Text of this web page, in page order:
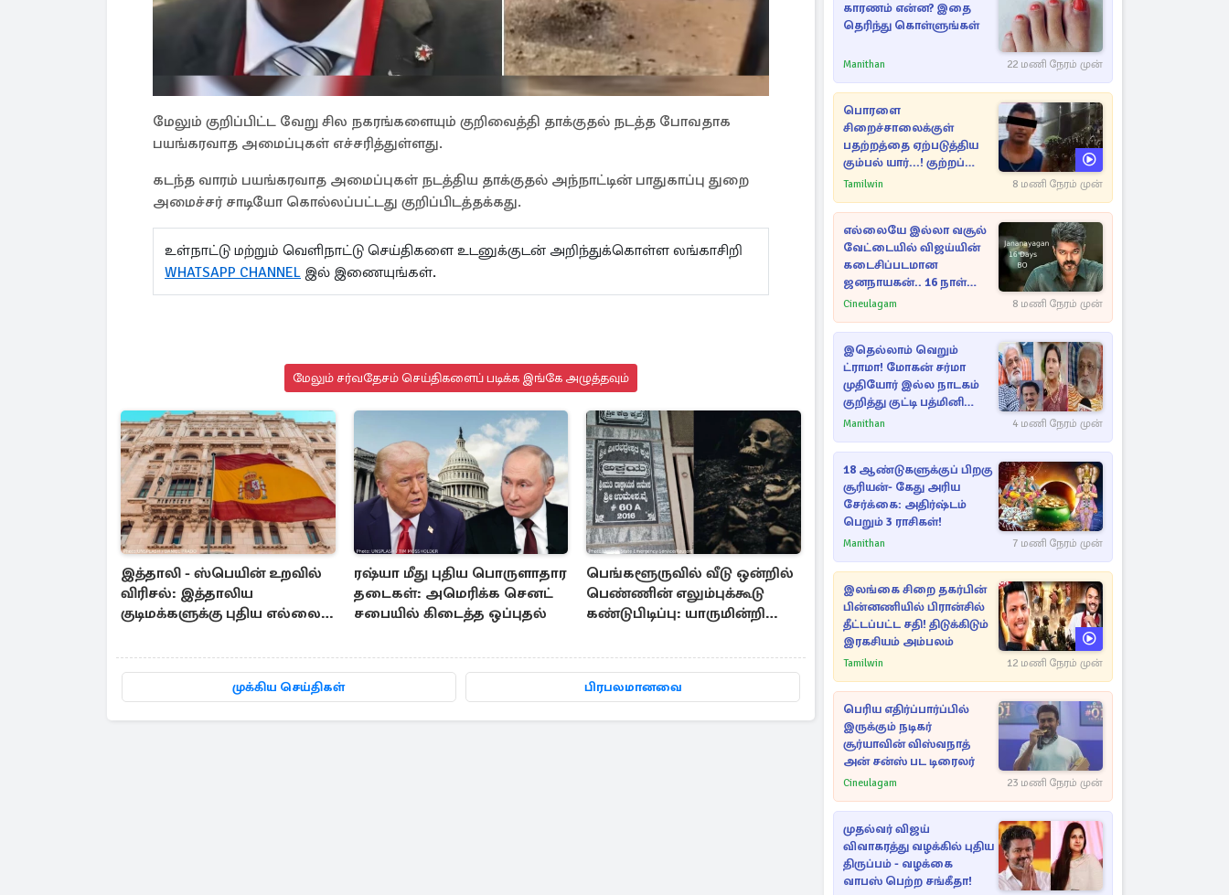
மேலும் குறிப்பிட்ட வேறு சில நகரங்களையும் குறிவைத்தி தாக்குதல் நடத்த போவதாக
பயங்கரவாத அமைப்புகள் எச்சரித்துள்ளது.
கடந்த வாரம் பயங்கரவாத அமைப்புகள் நடத்திய தாக்குதல் அந்நாட்டின் பாதுகாப்பு துறை
அமைச்சர் சாடியோ கொல்லப்பட்டது குறிப்பிடத்தக்கது.
உள்நாட்டு மற்றும் வெளிநாட்டு செய்திகளை உடனுக்குடன் அறிந்துக்கொள்ள லங்காசிறி
WHATSAPP CHANNEL இல் இணையுங்கள்.
மேலும் சர்வதேசம் செய்திகளைப் படிக்க இங்கே அழுத்தவும்
இத்தாலி - ஸ்பெயின் உறவில்
விரிசல்: இத்தாலிய
குடிமக்களுக்கு புதிய எல்லை
ரஷ்யா மீது புதிய பொருளாதார
தடைகள்: அமெரிக்க செனட்
சபையில் கிடைத்த ஒப்புதல்
பெங்களூருவில் வீடு ஒன்றில்
பெண்ணின் எலும்புக்கூடு
கண்டுபிடிப்பு: யாருமின்றி
முக்கிய செய்திகள் பிரபலமானவை
காரணம் என்ன? இதை
தெரிந்து கொள்ளுங்கள்
Manithan 22 மணி நேரம் முன்
பொரளை
சிறைச்சாலைக்குள்
பதற்றத்தை ஏற்படுத்திய
கும்பல் யார்...! குற்றப்
பின்னணி தொடர்பில்
Tamilwin 8 மணி நேரம் முன்
எல்லையே இல்லா வசூல்
வேட்டையில் விஜய்யின்
கடைசிப்படமான
ஜனநாயகன்.. 16 நாள்
பாக்ஸ் ஆபிஸ்
Cineulagam 8 மணி நேரம் முன்
இதெல்லாம் வெறும்
ட்ராமா! மோகன் சர்மா
முதியோர் இல்ல நாடகம்
குறித்து குட்டி பத்மினி
பரபரப்பு பேட்டி
Manithan 4 மணி நேரம் முன்
18 ஆண்டுகளுக்குப் பிறகு
சூரியன்- கேது அரிய
சேர்க்கை: அதிர்ஷ்டம்
பெறும் 3 ராசிகள்!
Manithan 7 மணி நேரம் முன்
இலங்கை சிறை தகர்பின்
பின்னணியில் பிரான்சில்
தீட்டப்பட்ட சதி! திடுக்கிடும்
இரகசியம் அம்பலம்
Tamilwin 12 மணி நேரம் முன்
பெரிய எதிர்ப்பார்ப்பில்
இருக்கும் நடிகர்
சூர்யாவின் விஸ்வநாத்
அன் சன்ஸ் பட டிரைலர்
Cineulagam 23 மணி நேரம் முன்
முதல்வர் விஜய்
விவாகரத்து வழக்கில் புதிய
திருப்பம் - வழக்கை
வாபஸ் பெற்ற சங்கீதா!